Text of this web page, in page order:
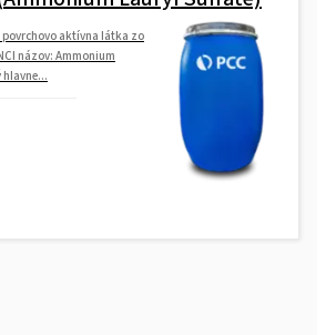
(PPG-5-Ceteth-20)
MB (PPG-5-Ceteth-20)
povrchovo aktívna látka zo
názov: Ammonium
hlavne...